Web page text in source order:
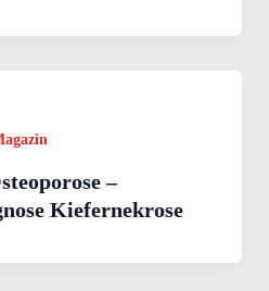
–
Kiefernekrose